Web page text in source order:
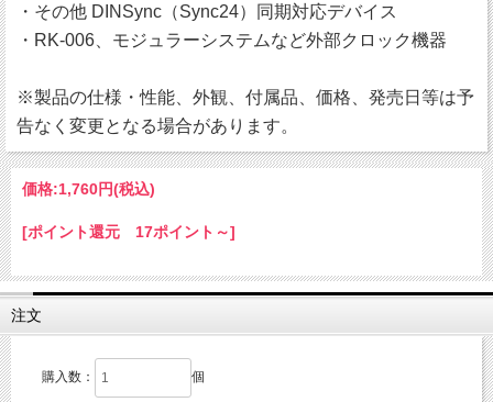
・その他 DINSync（Sync24）同期対応デバイス
・RK-006、モジュラーシステムなど外部クロック機器
※製品の仕様・性能、外観、付属品、価格、発売日等は予
告なく変更となる場合があります。
価格:1,760円(税込)
[ポイント還元 17ポイント～]
注文
購入数： 個